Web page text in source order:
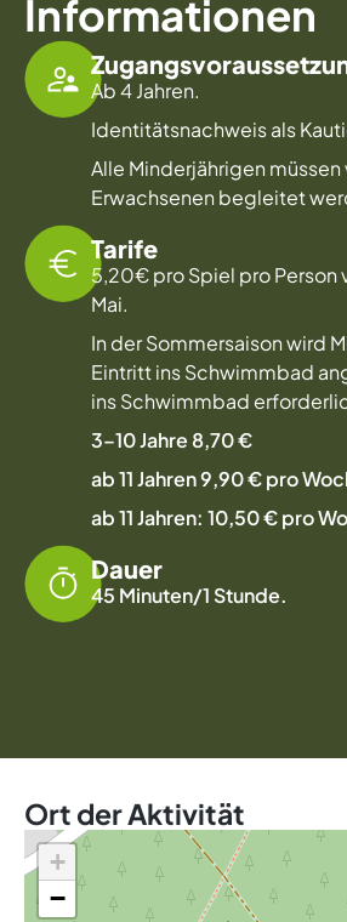
Informationen
Ab 4 Jahren.
Identitätsnachweis als
Alle Minderjährigen müssen
Erwachsenen begleitet
Tarife
5,20€ pro Spiel pro Person
Mai.
In der Sommersaison wird
Eintritt ins Schwimmbad
ins Schwimmbad
3–10 Jahre 8,70 €
ab 11 Jahren 9,90 € pro
ab 11 Jahren: 10,50 € pro
Dauer
45 Minuten/1 Stunde.
Ort der Aktivität
+
−